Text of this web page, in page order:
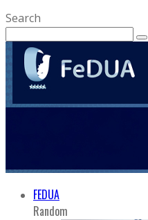
Search
FEDUA
Random